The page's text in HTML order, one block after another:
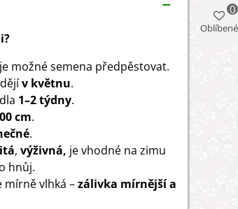
je možné semena předpěstovat.
v květnu.
1–2 týdny.
cm.
.
, výživná, je vhodné na zimu
hnůj.
mírně vlhká –zálivka mírnější a
Oblíbené
0